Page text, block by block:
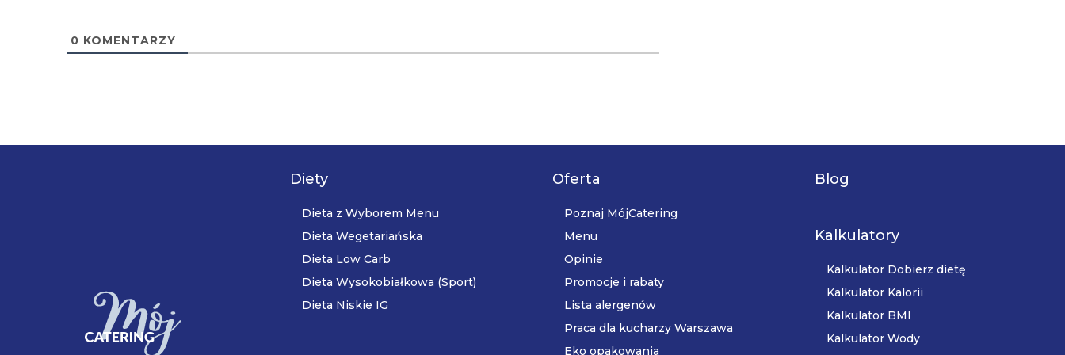
0 KOMENTARZY
Diety
Dieta z Wyborem Menu
Dieta Wegetariańska
Dieta Low Carb
Dieta Wysokobiałkowa (Sport)
Dieta Niskie IG
Oferta
Poznaj MójCatering
Menu
Opinie
Promocje i rabaty
Lista alergenów
Praca dla kucharzy Warszawa
Eko opakowania
Blog
Kalkulatory
Kalkulator Dobierz dietę
Kalkulator Kalorii
Kalkulator BMI
Kalkulator Wody